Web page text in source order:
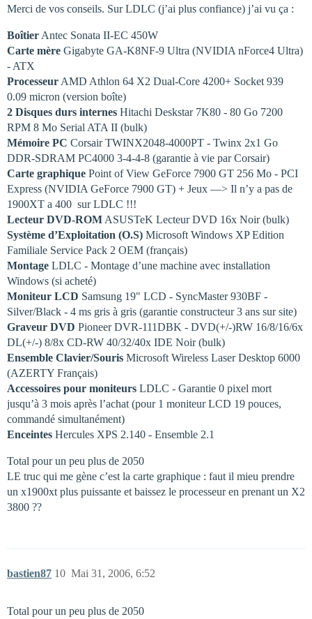
Merci de vos conseils. Sur LDLC (j’ai plus confiance) j’ai vu ça :
Boîtier Antec Sonata II-EC 450W
Carte mère Gigabyte GA-K8NF-9 Ultra (NVIDIA nForce4 Ultra)
- ATX
Processeur AMD Athlon 64 X2 Dual-Core 4200+ Socket 939
0.09 micron (version boîte)
2 Disques durs internes Hitachi Deskstar 7K80 - 80 Go 7200
RPM 8 Mo Serial ATA II (bulk)
Mémoire PC Corsair TWINX2048-4000PT - Twinx 2x1 Go
DDR-SDRAM PC4000 3-4-4-8 (garantie à vie par Corsair)
Carte graphique Point of View GeForce 7900 GT 256 Mo - PCI
Express (NVIDIA GeForce 7900 GT) + Jeux —> Il n’y a pas de
1900XT a 400  sur LDLC !!!
Lecteur DVD-ROM ASUSTeK Lecteur DVD 16x Noir (bulk)
Système d’Exploitation (O.S) Microsoft Windows XP Edition
Familiale Service Pack 2 OEM (français)
Montage LDLC - Montage d’une machine avec installation
Windows (si acheté)
Moniteur LCD Samsung 19" LCD - SyncMaster 930BF -
Silver/Black - 4 ms gris à gris (garantie constructeur 3 ans sur site)
Graveur DVD Pioneer DVR-111DBK - DVD(+/-)RW 16/8/16/6x
DL(+/-) 8/8x CD-RW 40/32/40x IDE Noir (bulk)
Ensemble Clavier/Souris Microsoft Wireless Laser Desktop 6000
(AZERTY Français)
Accessoires pour moniteurs LDLC - Garantie 0 pixel mort
jusqu’à 3 mois après l’achat (pour 1 moniteur LCD 19 pouces,
commandé simultanément)
Enceintes Hercules XPS 2.140 - Ensemble 2.1
Total pour un peu plus de 2050 
LE truc qui me gène c’est la carte graphique : faut il mieu prendre
un x1900xt plus puissante et baissez le processeur en prenant un X2
3800 ??
bastien87 Mai 31, 2006, 6:52
10
Total pour un peu plus de 2050 